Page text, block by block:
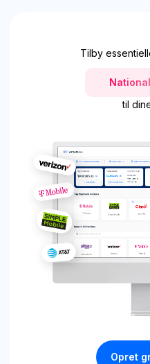
Tilby
til
Opret